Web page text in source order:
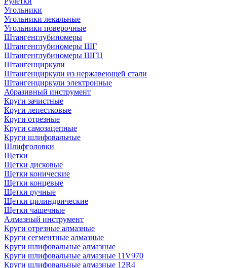
Угольники
Угольники лекальные
Угольники поверочные
Штангенглубиномеры
Штангенглубиномеры ШГ
Штангенглубиномеры ШГЦ
Штангенциркули
Штангенциркули из нержавеющей стали
Штангенциркули электронные
Абразивный инструмент
Круги зачистные
Круги лепестковые
Круги отрезные
Круги самозацепные
Круги шлифовальные
Шлифголовки
Щетки
Щетки дисковые
Щетки конические
Щетки концевые
Щетки ручные
Щетки цилиндрические
Щетки чашечные
Алмазный инструмент
Круги отрезные алмазные
Круги сегментные алмазные
Круги шлифовальные алмазные
Круги шлифовальные алмазные 11V970
Круги шлифовальные алмазные 12R4